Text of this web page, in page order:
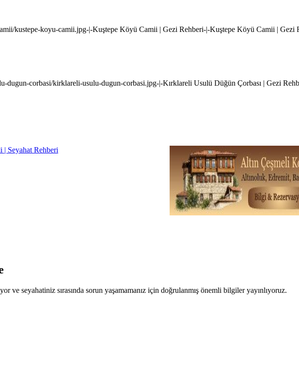
kustepe-koyu-camii.jpg-|-Kuştepe Köyü Camii | Gezi Rehberi-|-Kuştepe Köyü Camii | Gezi
corbasi/kirklareli-usulu-dugun-corbasi.jpg-|-Kırklareli Usulü Düğün Çorbası | Gezi
ve seyahatiniz sırasında sorun yaşamamanız için doğrulanmış önemli bilgiler yayınlıyoruz.